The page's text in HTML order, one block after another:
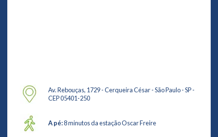
Av. Rebouças, 1729 - Cerqueira César - São Paulo - SP -
CEP 05401-250
A pé:8 minutos da estação Oscar Freire